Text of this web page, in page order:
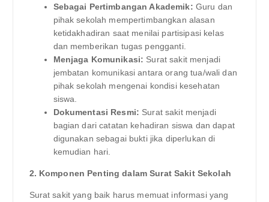
Sebagai Pertimbangan Akademik: Guru dan
pihak sekolah mempertimbangkan alasan
ketidakhadiran saat menilai partisipasi kelas
dan memberikan tugas pengganti.
Menjaga Komunikasi: Surat sakit menjadi
jembatan komunikasi antara orang tua/wali dan
pihak sekolah mengenai kondisi kesehatan
siswa.
Dokumentasi Resmi: Surat sakit menjadi
bagian dari catatan kehadiran siswa dan dapat
digunakan sebagai bukti jika diperlukan di
kemudian hari.
2. Komponen Penting dalam Surat Sakit Sekolah
Surat sakit yang baik harus memuat informasi yang